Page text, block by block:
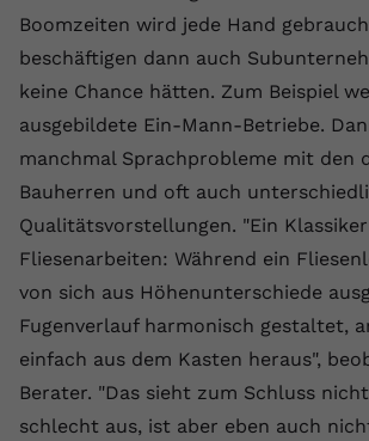
Boomzeiten wird jede Hand
beschäftigen dann auch
keine Chance hätten. Zum Beispiel
ausgebildete Ein-Mann-Betriebe.
manchmal Sprachprobleme mit den
Bauherren und oft auch
Qualitätsvorstellungen. "Ein
Fliesenarbeiten: Während ein
von sich aus Höhenunterschiede
Fugenverlauf harmonisch gestaltet,
einfach aus dem Kasten heraus",
Berater. "Das sieht zum Schluss
schlecht aus, ist aber eben auch